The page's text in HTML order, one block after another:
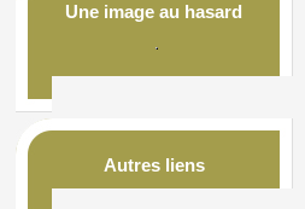
Une image au hasard
Autres liens